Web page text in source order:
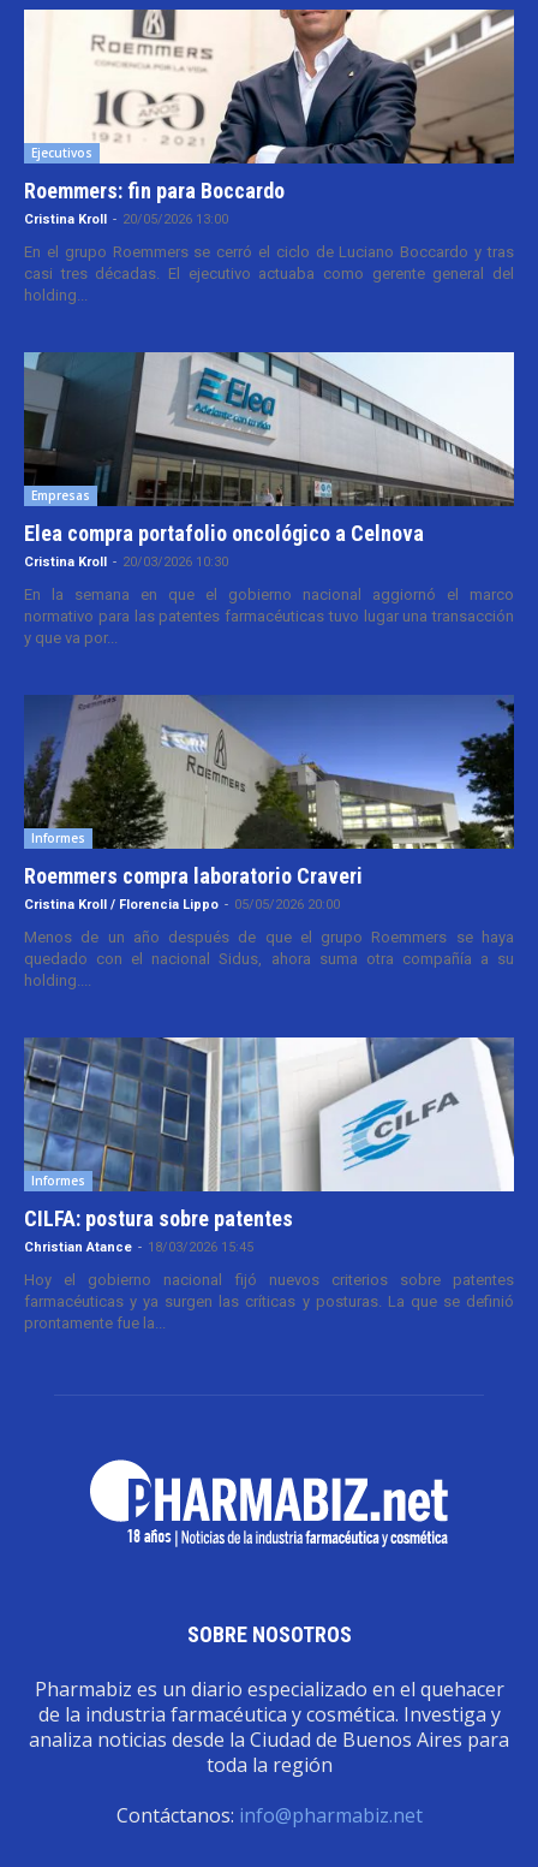
Ejecutivos
Roemmers: fin para Boccardo
Cristina Kroll - 20/05/2026 13:00
En el grupo Roemmers se cerró el ciclo de Luciano Boccardo y tras
casi tres décadas. El ejecutivo actuaba como gerente general del
holding...
Empresas
Elea compra portafolio oncológico a Celnova
Cristina Kroll - 20/03/2026 10:30
En la semana en que el gobierno nacional aggiornó el marco
normativo para las patentes farmacéuticas tuvo lugar una transacción
y que va por...
Informes
Roemmers compra laboratorio Craveri
Cristina Kroll / Florencia Lippo - 05/05/2026 20:00
Menos de un año después de que el grupo Roemmers se haya
quedado con el nacional Sidus, ahora suma otra compañía a su
holding....
Informes
CILFA: postura sobre patentes
Christian Atance - 18/03/2026 15:45
Hoy el gobierno nacional fijó nuevos criterios sobre patentes
farmacéuticas y ya surgen las críticas y posturas. La que se definió
prontamente fue la...
SOBRE NOSOTROS
Pharmabiz es un diario especializado en el quehacer
de la industria farmacéutica y cosmética. Investiga y
analiza noticias desde la Ciudad de Buenos Aires para
toda la región
Contáctanos: info@pharmabiz.net